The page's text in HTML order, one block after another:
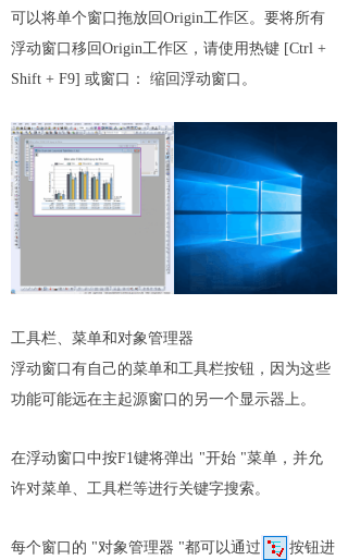
可以将单个窗口拖放回Origin工作区。要将所有
浮动窗口移回Origin工作区，请使用热键 [Ctrl +
Shift + F9] 或窗口： 缩回浮动窗口。
工具栏、菜单和对象管理器
浮动窗口有自己的菜单和工具栏按钮，因为这些
功能可能远在主起源窗口的另一个显示器上。
在浮动窗口中按F1键将弹出 "开始 "菜单，并允
许对菜单、工具栏等进行关键字搜索。
每个窗口的 "对象管理器 "都可以通过 按钮进